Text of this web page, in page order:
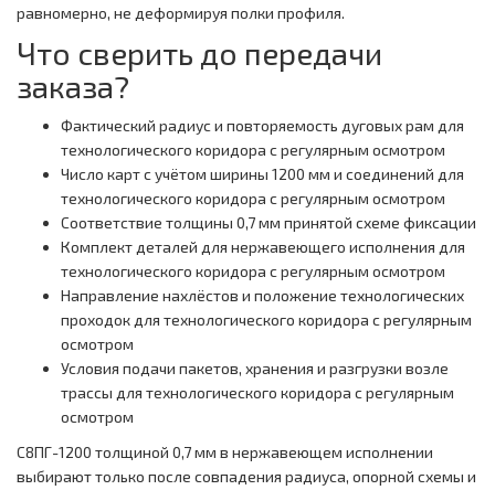
равномерно, не деформируя полки профиля.
Что сверить до передачи
заказа?
Фактический радиус и повторяемость дуговых рам для
технологического коридора с регулярным осмотром
Число карт с учётом ширины 1200 мм и соединений для
технологического коридора с регулярным осмотром
Соответствие толщины 0,7 мм принятой схеме фиксации
Комплект деталей для нержавеющего исполнения для
технологического коридора с регулярным осмотром
Направление нахлёстов и положение технологических
проходок для технологического коридора с регулярным
осмотром
Условия подачи пакетов, хранения и разгрузки возле
трассы для технологического коридора с регулярным
осмотром
С8ПГ-1200 толщиной 0,7 мм в нержавеющем исполнении
выбирают только после совпадения радиуса, опорной схемы и